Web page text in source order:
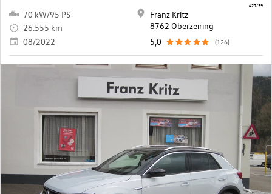
70 kW/95 PS
26.555 km
08/2022
Franz Kritz
8762 Oberzeiring
5,0
(126)
427/59